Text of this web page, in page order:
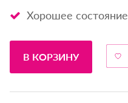
Хорошее состояние
В КОРЗИНУ